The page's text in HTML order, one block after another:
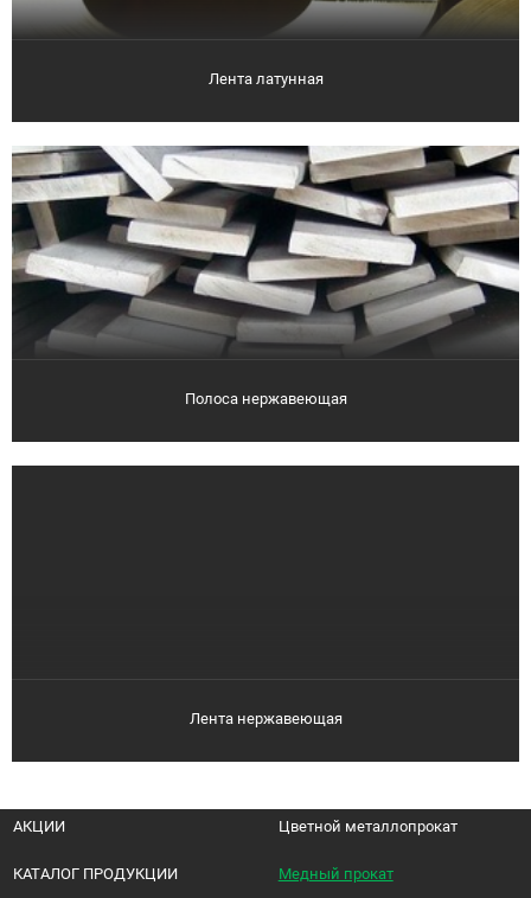
Лента латунная
Полоса нержавеющая
Лента нержавеющая
АКЦИИ
КАТАЛОГ ПРОДУКЦИИ
Цветной металлопрокат
Медный прокат